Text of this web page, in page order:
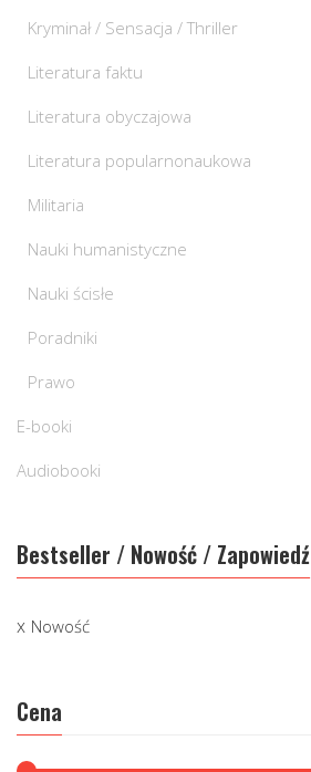
Kryminał / Sensacja / Thriller
Literatura faktu
Literatura obyczajowa
Literatura popularnonaukowa
Militaria
Nauki humanistyczne
Nauki ścisłe
Poradniki
Prawo
E-booki
Audiobooki
Bestseller / Nowość / Zapowiedź
Nowość
Cena